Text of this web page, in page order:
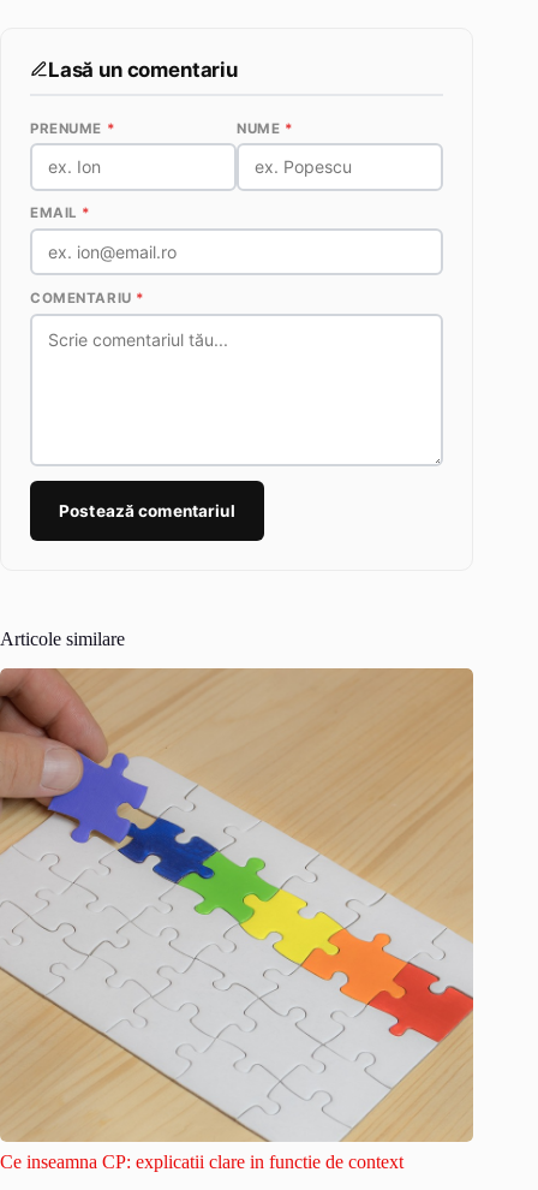
Lasă un comentariu
PRENUME * NUME *
EMAIL *
COMENTARIU *
Postează comentariul
Articole similare
Ce inseamna CP: explicatii clare in functie de context